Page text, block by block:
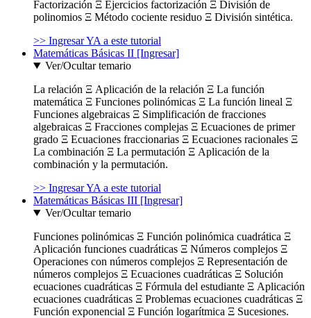
Factorización Ξ Ejercicios factorización Ξ División de
polinomios Ξ Método cociente residuo Ξ División sintética.
>> Ingresar YA a este tutorial
Matemáticas Básicas II [Ingresar]
Ver/Ocultar temario
La relación Ξ Aplicación de la relación Ξ La función
matemática Ξ Funciones polinómicas Ξ La función lineal Ξ
Funciones algebraicas Ξ Simplificación de fracciones
algebraicas Ξ Fracciones complejas Ξ Ecuaciones de primer
grado Ξ Ecuaciones fraccionarias Ξ Ecuaciones racionales Ξ
La combinación Ξ La permutación Ξ Aplicación de la
combinación y la permutación.
>> Ingresar YA a este tutorial
Matemáticas Básicas III [Ingresar]
Ver/Ocultar temario
Funciones polinómicas Ξ Función polinómica cuadrática Ξ
Aplicación funciones cuadráticas Ξ Números complejos Ξ
Operaciones con números complejos Ξ Representación de
números complejos Ξ Ecuaciones cuadráticas Ξ Solución
ecuaciones cuadráticas Ξ Fórmula del estudiante Ξ Aplicación
ecuaciones cuadráticas Ξ Problemas ecuaciones cuadráticas Ξ
Función exponencial Ξ Función logarítmica Ξ Sucesiones.